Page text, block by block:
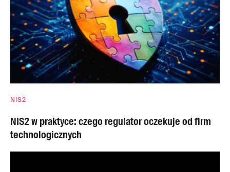
NIS2
NIS2 w praktyce: czego regulator oczekuje od firm
technologicznych